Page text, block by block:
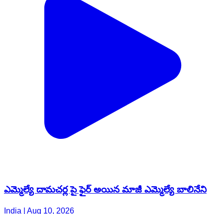
ఎమ్మెల్యే దామచర్ల పై ఫైర్ అయిన మాజీ ఎమ్మెల్యే బాలినేని
India | Aug 10, 2026